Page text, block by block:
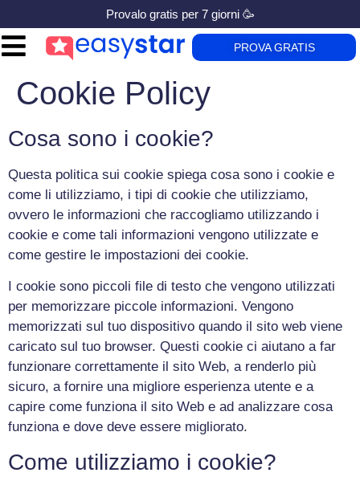
Provalo gratis per 7 giorni 🥳
PROVA GRATIS
Cookie Policy
Cosa sono i cookie?
Questa politica sui cookie spiega cosa sono i cookie e
come li utilizziamo, i tipi di cookie che utilizziamo,
ovvero le informazioni che raccogliamo utilizzando i
cookie e come tali informazioni vengono utilizzate e
come gestire le impostazioni dei cookie.
I cookie sono piccoli file di testo che vengono utilizzati
per memorizzare piccole informazioni. Vengono
memorizzati sul tuo dispositivo quando il sito web viene
caricato sul tuo browser. Questi cookie ci aiutano a far
funzionare correttamente il sito Web, a renderlo più
sicuro, a fornire una migliore esperienza utente e a
capire come funziona il sito Web e ad analizzare cosa
funziona e dove deve essere migliorato.
Come utilizziamo i cookie?